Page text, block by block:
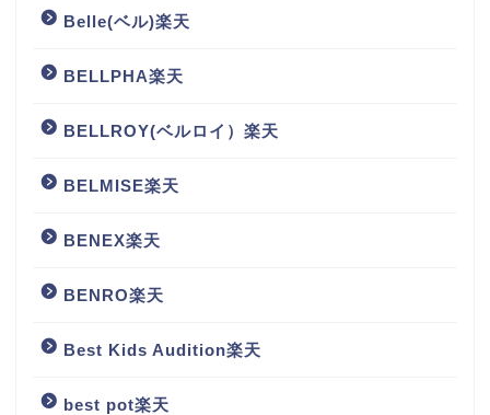
Belle(ベル)楽天
BELLPHA楽天
BELLROY(ベルロイ）楽天
BELMISE楽天
BENEX楽天
BENRO楽天
Best Kids Audition楽天
best pot楽天